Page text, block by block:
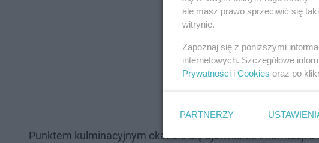
Punktem kulminacyjnym okazało się ujawnienie informacji
ale masz prawo sprzeciwić się
witrynie.
Zapoznaj się z poniższymi
internetowych. Szczegółowe
Prywatności i Cookies oraz po
PARTNERZY